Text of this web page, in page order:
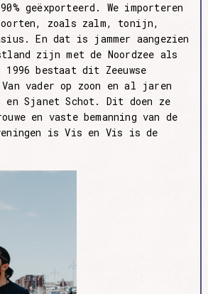
geëxporteerd. We importeren
zoals zalm, tonijn,
En dat is jammer aangezien
zijn met de Noordzee als
bestaat dit Zeeuwse
vader op zoon en al jaren
en Sjanet Schot. Dit doen ze
en vaste bemanning van de
is Vis en Vis is de